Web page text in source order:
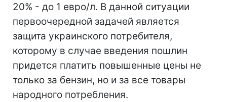
20% - до 1 евро/л. В данной ситуации
первоочередной задачей является
защита украинского потребителя,
которому в случае введения пошлин
придется платить повышенные цены не
только за бензин, но и за все товары
народного потребления.